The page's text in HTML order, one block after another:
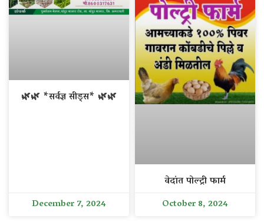
🌿🌿 *सर्वज्ञ सीड्स* 🌿🌿
December 7, 2024
वेदांत पोल्ट्री फार्म
October 8, 2024